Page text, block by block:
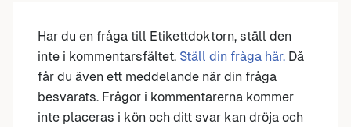
Har du en fråga till Etikettdoktorn, ställ den
inte i kommentarsfältet. Ställ din fråga här. Då
får du även ett meddelande när din fråga
besvarats. Frågor i kommentarerna kommer
inte placeras i kön och ditt svar kan dröja och